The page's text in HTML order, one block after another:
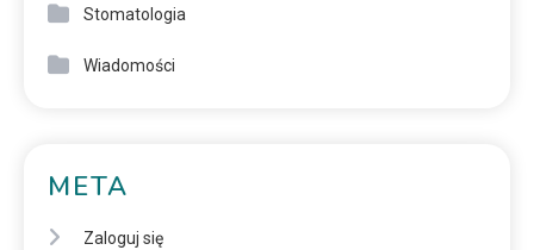
Stomatologia
Wiadomości
META
Zaloguj się